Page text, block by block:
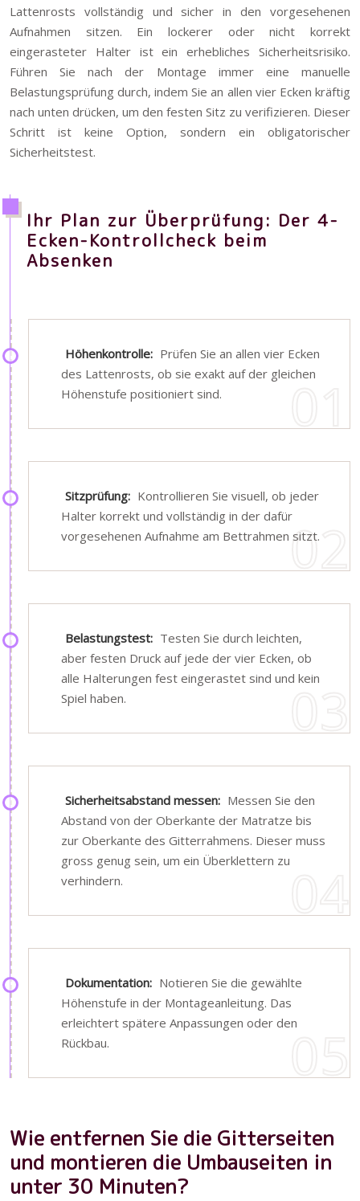
Lattenrosts vollständig und sicher in den vorgesehenen
Aufnahmen sitzen. Ein lockerer oder nicht korrekt
eingerasteter Halter ist ein erhebliches Sicherheitsrisiko.
Führen Sie nach der Montage immer eine manuelle
Belastungsprüfung durch, indem Sie an allen vier Ecken kräftig
nach unten drücken, um den festen Sitz zu verifizieren. Dieser
Schritt ist keine Option, sondern ein obligatorischer
Sicherheitstest.
Ihr Plan zur Überprüfung: Der 4-
Ecken-Kontrollcheck beim
Absenken
Höhenkontrolle: Prüfen Sie an allen vier Ecken
des Lattenrosts, ob sie exakt auf der gleichen
Höhenstufe positioniert sind.
Sitzprüfung: Kontrollieren Sie visuell, ob jeder
Halter korrekt und vollständig in der dafür
vorgesehenen Aufnahme am Bettrahmen sitzt.
Belastungstest: Testen Sie durch leichten,
aber festen Druck auf jede der vier Ecken, ob
alle Halterungen fest eingerastet sind und kein
Spiel haben.
Sicherheitsabstand messen: Messen Sie den
Abstand von der Oberkante der Matratze bis
zur Oberkante des Gitterrahmens. Dieser muss
gross genug sein, um ein Überklettern zu
verhindern.
Dokumentation: Notieren Sie die gewählte
Höhenstufe in der Montageanleitung. Das
erleichtert spätere Anpassungen oder den
Rückbau.
Wie entfernen Sie die Gitterseiten
und montieren die Umbauseiten in
unter 30 Minuten?